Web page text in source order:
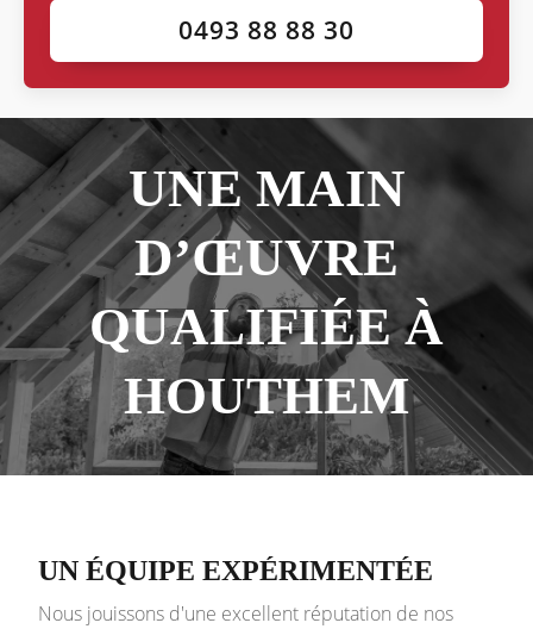
0493 88 88 30
UNE MAIN
D’ŒUVRE
QUALIFIÉE À
HOUTHEM
UN ÉQUIPE EXPÉRIMENTÉE
Nous jouissons d'une excellent réputation de nos